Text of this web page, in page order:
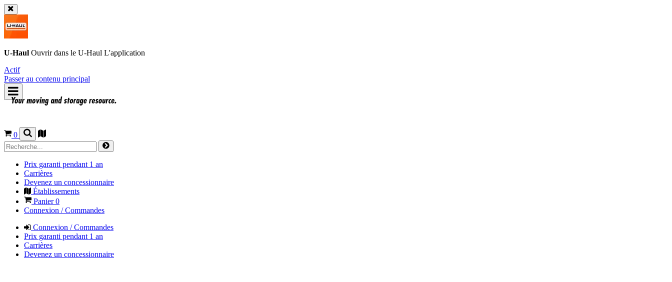
U-Haul Ouvrir dans le U-Haul L'application
Actif
Passer au contenu principal
0
Prix garanti pendant 1 an
Carrières
Devenez un concessionnaire
Établissements
Panier0
Connexion / Commandes
Connexion / Commandes
Prix garanti pendant 1 an
Carrières
Devenez un concessionnaire